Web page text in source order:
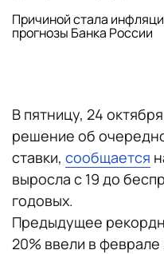
Причиной стала
прогнозы Банка России
В пятницу, 24
решение об
ставки, сообщается
выросла с 19 до
годовых.
Предыдущее
20% ввели в